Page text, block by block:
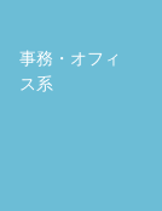
事務・オフィ
ス系